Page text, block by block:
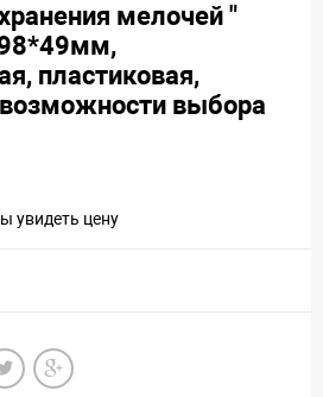
мелочей "
пластиковая,
выбора
увидеть цену